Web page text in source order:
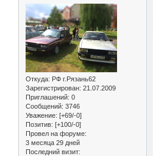
Откуда: РФ г.Рязань62
Зарегистрирован: 21.07.2009
Приглашений: 0
Сообщений: 3746
Уважение: [+69/-0]
Позитив: [+100/-0]
Провел на форуме:
3 месяца 29 дней
Последний визит: